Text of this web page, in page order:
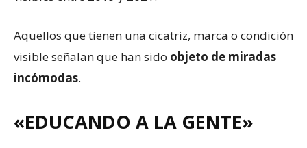
Aquellos que tienen una cicatriz, marca o condición
visible señalan que han sido objeto de miradas
incómodas.
«EDUCANDO A LA GENTE»